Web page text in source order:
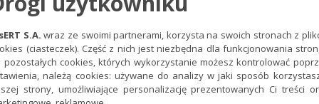
także własnych parametrów);
możliwości do zastosowania przez doświadczonego
S.A. wraz ze swoimi partnerami, korzysta na swoich stronach z
(ciasteczek). Część z nich jest niezbędna dla funkcjonowania
pozostałych cookies, których wykorzystanie możesz kontrolować
należą cookies: używane do analizy w jaki sposób
strony, umożliwiające personalizację prezentowanych Ci treści